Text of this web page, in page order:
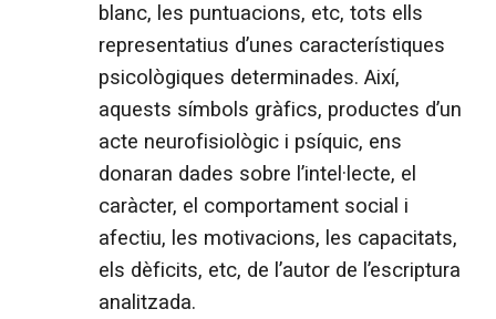
blanc, les puntuacions, etc, tots ells
representatius d’unes característiques
psicològiques determinades. Així,
aquests símbols gràfics, productes d’un
acte neurofisiològic i psíquic, ens
donaran dades sobre l’intel·lecte, el
caràcter, el comportament social i
afectiu, les motivacions, les capacitats,
els dèficits, etc, de l’autor de l’escriptura
analitzada.